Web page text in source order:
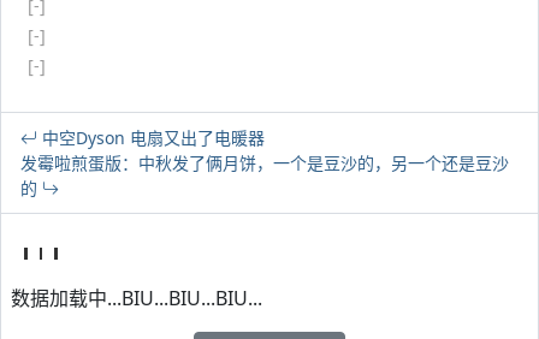
[-]
[-]
[-]
中空Dyson 电扇又出了电暖器
发霉啦煎蛋版：中秋发了俩月饼，一个是豆沙的，另一个还是豆沙
的
数据加载中...BIU...BIU...BIU...